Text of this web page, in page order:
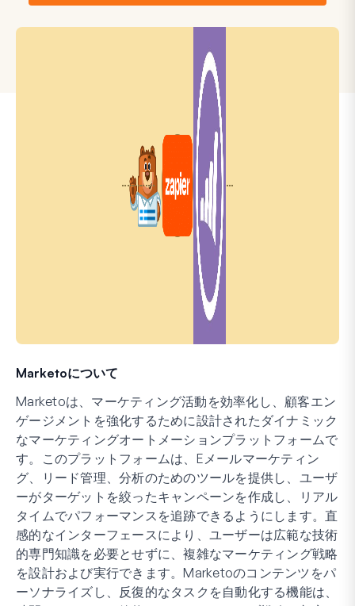
Marketoについて
Marketoは、マーケティング活動を効率化し、顧客エン
ゲージメントを強化するために設計されたダイナミック
なマーケティングオートメーションプラットフォームで
す。このプラットフォームは、Eメールマーケティン
グ、リード管理、分析のためのツールを提供し、ユーザ
ーがターゲットを絞ったキャンペーンを作成し、リアル
タイムでパフォーマンスを追跡できるようにします。直
感的なインターフェースにより、ユーザーは広範な技術
的専門知識を必要とせずに、複雑なマーケティング戦略
を設計および実行できます。Marketoのコンテンツをパ
ーソナライズし、反復的なタスクを自動化する機能は、